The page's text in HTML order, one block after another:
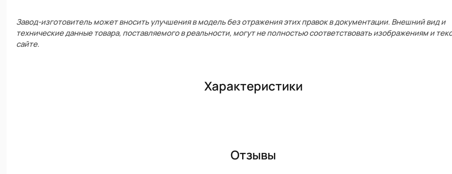
Завод-изготовитель может вносить улучшения в модель без отражения этих правок в документации. Внешний вид и
технические данные товара, поставляемого в реальности, могут не полностью соответствовать изображениям и
сайте.
Характеристики
Отзывы